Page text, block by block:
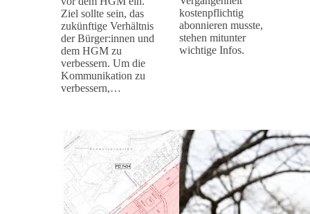
Ziel sollte sein, das
zukünftige Verhältnis
der Bürger:innen und
dem HGM zu
verbessern. Um die
Kommunikation zu
verbessern,…
kostenpflichtig
abonnieren musste,
stehen mitunter
wichtige Infos.